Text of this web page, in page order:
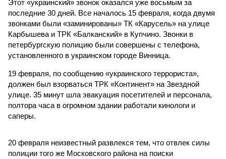
Этот «украинский» звонок оказался уже восьмым за
последние 30 дней. Все началось 15 февраля, когда двумя
звонками были «заминированы» ТК «Карусель» на улице
Карбышева и ТРК «Балканский» в Купчино. Звонки в
петербургскую полицию были совершены с телефона,
установленного в украинском городе Винница.
19 февраля, по сообщению «украинского террориста»,
должен был взорваться ТРК «Континент» на Звездной
улице. 35 минут шла эвакуация посетителей и персонала,
полтора часа в огромном здании работали кинологи и
саперы.
20 февраля неизвестный развлекся тем, что отвлек силы
полиции того же Московского района на поиски